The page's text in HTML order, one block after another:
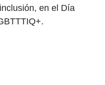
en el Día